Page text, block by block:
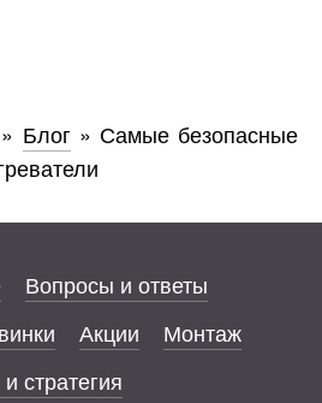
» Блог » Самые безопасные
Вопросы и ответы
Акции
Монтаж
стратегия